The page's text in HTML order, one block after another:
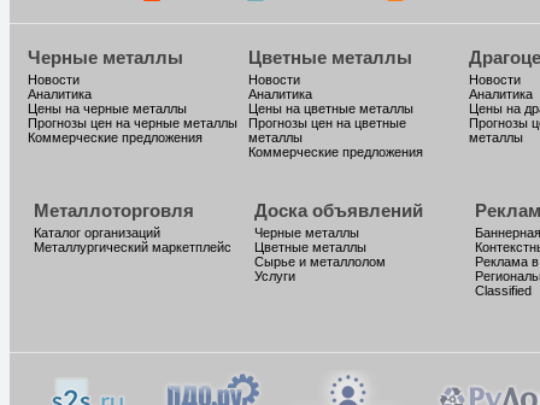
Черные металлы
Новости
Аналитика
Цены на черные металлы
Прогнозы цен на черные металлы
Коммерческие предложения
Цветные металлы
Новости
Аналитика
Цены на цветные металлы
Прогнозы цен на цветные
металлы
Коммерческие предложения
Новости
Аналитика
Цены на
Прогнозы
металлы
Металлоторговля
Каталог организаций
Металлургический маркетплейс
Доска объявлений
Черные металлы
Цветные металлы
Сырье и металлолом
Услуги
Реклама
Classified